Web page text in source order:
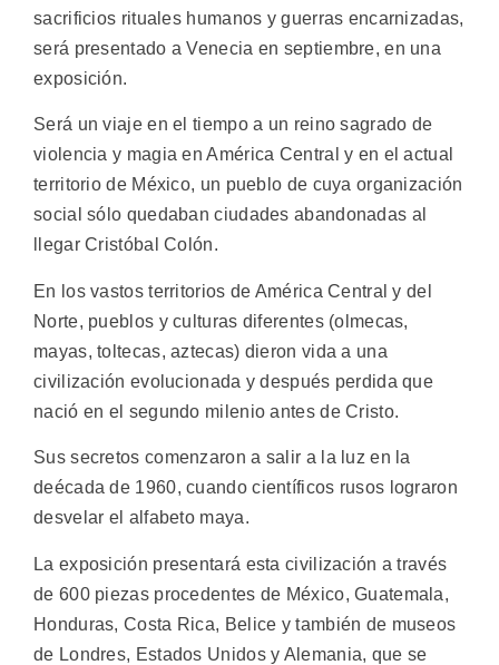
sacrificios rituales humanos y guerras encarnizadas,
será presentado a Venecia en septiembre, en una
exposición.
Será un viaje en el tiempo a un reino sagrado de
violencia y magia en América Central y en el actual
territorio de México, un pueblo de cuya organización
social sólo quedaban ciudades abandonadas al
llegar Cristóbal Colón.
En los vastos territorios de América Central y del
Norte, pueblos y culturas diferentes (olmecas,
mayas, toltecas, aztecas) dieron vida a una
civilización evolucionada y después perdida que
nació en el segundo milenio antes de Cristo.
Sus secretos comenzaron a salir a la luz en la
deécada de 1960, cuando científicos rusos lograron
desvelar el alfabeto maya.
La exposición presentará esta civilización a través
de 600 piezas procedentes de México, Guatemala,
Honduras, Costa Rica, Belice y también de museos
de Londres, Estados Unidos y Alemania, que se